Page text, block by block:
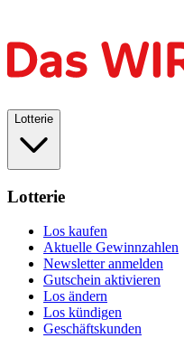
Lotterie
Lotterie
Los kaufen
Aktuelle Gewinnzahlen
Newsletter anmelden
Gutschein aktivieren
Los ändern
Los kündigen
Geschäftskunden